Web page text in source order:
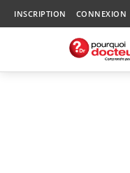
INSCRIPTION CONNEXION